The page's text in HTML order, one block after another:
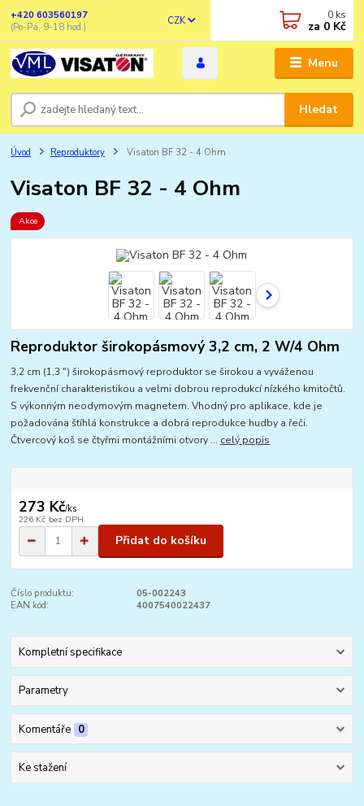
Menu
CZK
Hledat
+420 603560197
(Po-Pá, 9-18 hod.)
0 ks
za 0 Kč
Úvod Reproduktory Visaton BF 32 - 4 Ohm
Visaton BF 32 - 4 Ohm
Akce
Reproduktor širokopásmový 3,2 cm, 2 W/4 Ohm
3,2 cm (1,3 ") širokopásmový reproduktor se širokou a vyváženou
frekvenční charakteristikou a velmi dobrou reprodukcí nízkého kmitočtů.
S výkonným neodymovým magnetem. Vhodný pro aplikace, kde je
požadována štíhlá konstrukce a dobrá reprodukce hudby a řeči.
Čtvercový koš se čtyřmi montážními otvory ... celý popis
273 Kč/ks
226 Kč bez DPH
Přidat do košíku
Číslo produktu:
05-002243
EAN kód:
4007540022437
Kompletní specifikace
Parametry
Komentáře 0
Ke stažení